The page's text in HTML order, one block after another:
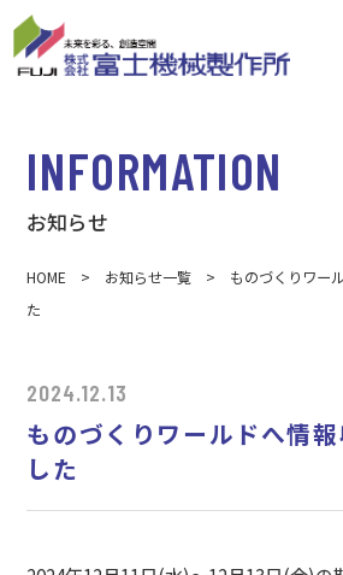
INFORMATION
お知らせ
HOME > お知らせ一覧 > ものづくりワー
た
2024.12.13
ものづくりワールドへ情
した